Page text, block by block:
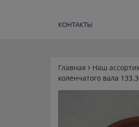
КОНТАКТЫ
Главная Наш
коленчатого вала